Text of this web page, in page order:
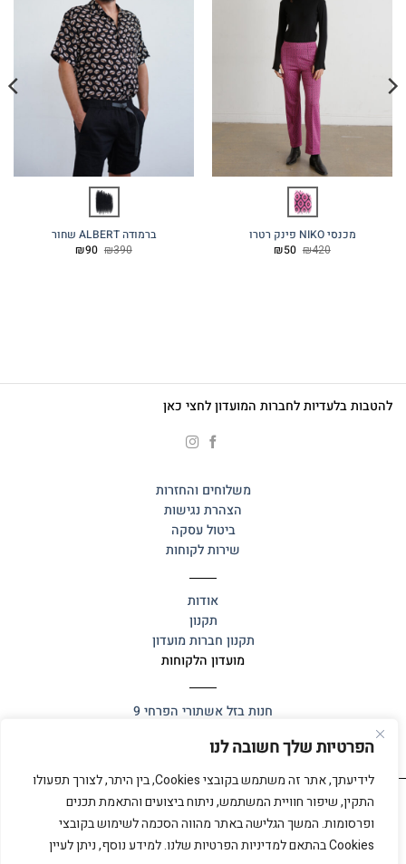
הפרטיות שלך חשובה לנו
לידיעתך, אתר זה משתמש בקובצי Cookies, בין היתר, לצורך תפעולו
התקין, שיפור חוויית המשתמש, ניתוח ביצועים והתאמת תכנים
ופרסומות. המשך הגלישה באתר מהווה הסכמה לשימוש בקובצי
Cookies בהתאם למדיניות הפרטיות שלנו. למידע נוסף, ניתן לעיין
מכנסי NIKO פינק רטרו
₪420 המחיר
₪50 המחיר
ברמודה ALBERT שחור
₪390 המחיר
₪90 המחיר
להטבות בלעדיות לחברות המועדון לחצי כאן
משלוחים והחזרות
הצהרת נגישות
ביטול עסקה
שירות לקוחות
אודות
תקנון
תקנון חברות מועדון
מועדון הלקוחות
חנות בזלאשתורי הפרחי 9
כל הזכויות שמורות 2025 © אלף אלף